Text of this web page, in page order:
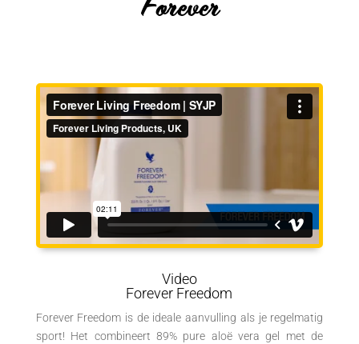
Forever
Video
Forever Freedom
Forever Freedom is de ideale aanvulling als je regelmatig
sport! Het combineert 89% pure aloë vera gel met de